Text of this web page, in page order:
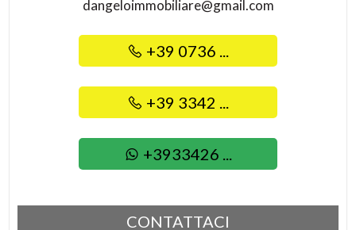
dangeloimmobiliare@gmail.com
+39 0736 ...
+39 3342 ...
+3933426 ...
CONTATTACI